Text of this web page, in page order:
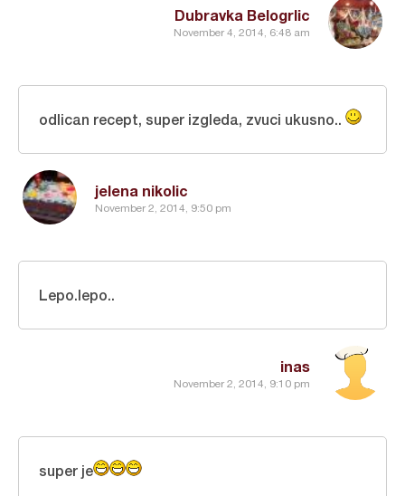
Dubravka Belogrlic
November 4, 2014, 6:48 am
jelena nikolic
November 2, 2014, 9:50 pm
odlican recept, super izgleda, zvuci ukusno..
inas
November 2, 2014, 9:10 pm
Lepo.lepo..
super je